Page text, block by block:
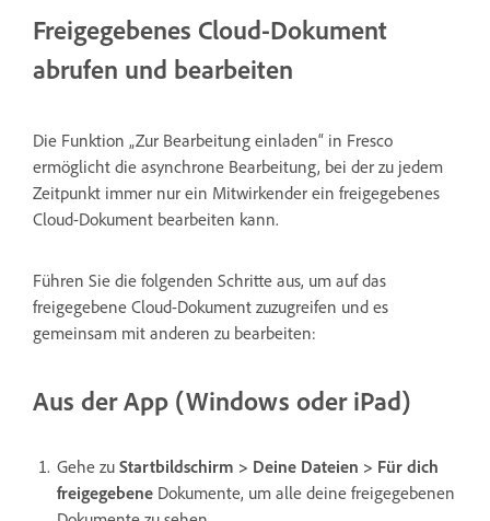
Freigegebenes Cloud-Dokument
abrufen und bearbeiten
Die Funktion „Zur Bearbeitung einladen“ in Fresco
ermöglicht die asynchrone Bearbeitung, bei der zu jedem
Zeitpunkt immer nur ein Mitwirkender ein freigegebenes
Cloud-Dokument bearbeiten kann.
Führen Sie die folgenden Schritte aus, um auf das
freigegebene Cloud-Dokument zuzugreifen und es
gemeinsam mit anderen zu bearbeiten:
Aus der App (Windows oder iPad)
Gehe zu Startbildschirm > Deine Dateien > Für dich
freigegebene Dokumente, um alle deine freigegebenen